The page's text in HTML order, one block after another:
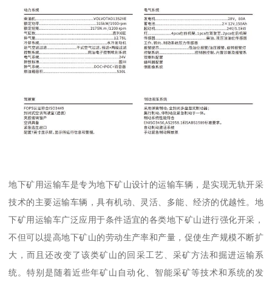
地下矿用运输车是专为地下矿山设计的运输车辆，是实现无轨开采
技术的主要运输车辆，具有机动、灵活、多能、经济的优越性。地
下矿用运输车广泛应用于条件适宜的各类地下矿山进行强化开采，
不但可以提高地下矿山的劳动生产率和产量，促使生产规模不断扩
大，而且还改变了该类矿山的回采工艺、采矿方法和掘进运输系
统。特别是随着近些年矿山自动化、智能采矿等技术和系统的发